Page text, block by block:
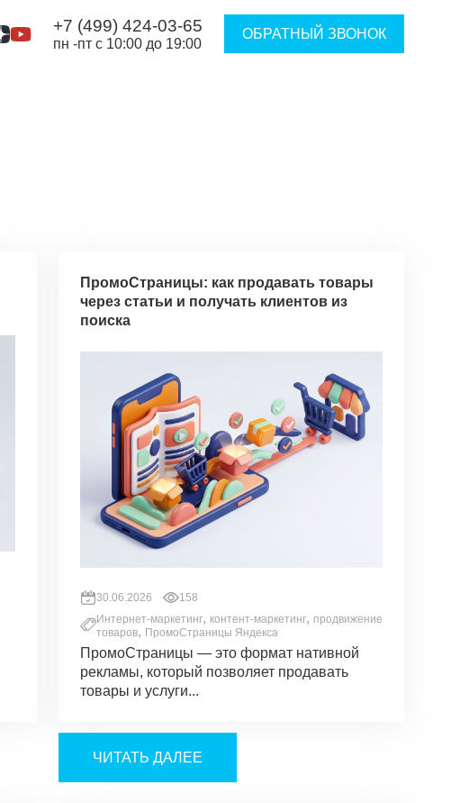
+7 (499) 424-03-65
пн -пт с 10:00 до 19:00
ОБРАТНЫЙ ЗВОНОК
ПромоСтраницы: как продавать товары
через статьи и получать клиентов из
поиска
30.06.2026
158
Интернет-маркетинг, контент-маркетинг, продвижение
товаров, ПромоСтраницы Яндекса
ПромоСтраницы — это формат нативной
рекламы, который позволяет продавать
товары и услуги...
ЧИТАТЬ ДАЛЕЕ